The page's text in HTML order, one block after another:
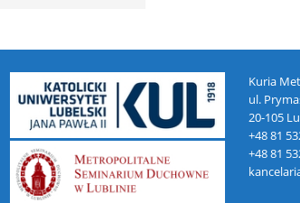
Kuria
ul.
20-105
+48 81
+48 81